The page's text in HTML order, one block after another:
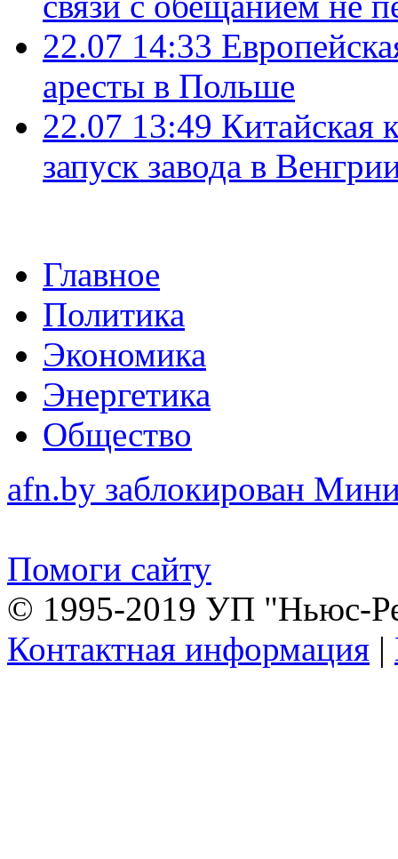
22.07 14:33
аресты в Польше
22.07 13:49 Китайская
запуск завода в
Главное
Политика
Экономика
Энергетика
Общество
afn.by заблокирован
Помоги сайту
© 1995-2019 УП "Ньюс-
Контактная информация |